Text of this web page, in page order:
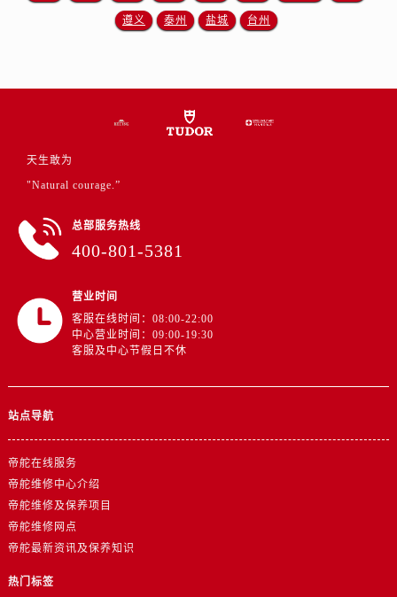
遵义 泰州 盐城 台州
天生敢为
"Natural courage.”
总部服务热线
400-801-5381
营业时间
客服在线时间：08:00-22:00
中心营业时间：09:00-19:30
客服及中心节假日不休
站点导航
帝舵在线服务
帝舵维修中心介绍
帝舵维修及保养项目
帝舵维修网点
帝舵最新资讯及保养知识
热门标签